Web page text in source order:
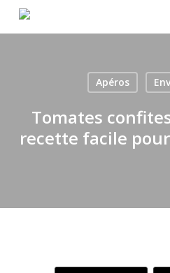
Apéros
Tomates
recette facile